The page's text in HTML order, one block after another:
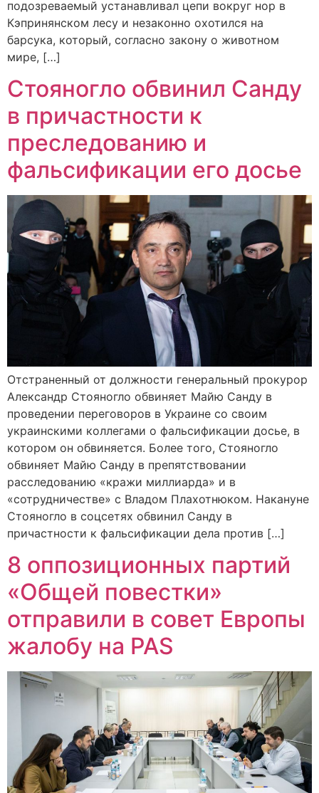
подозреваемый устанавливал цепи вокруг нор в
Кэпринянском лесу и незаконно охотился на
барсука, который, согласно закону о животном
мире, […]
Стояногло обвинил Санду
в причастности к
преследованию и
фальсификации его досье
Отстраненный от должности генеральный прокурор
Александр Стояногло обвиняет Майю Санду в
проведении переговоров в Украине со своим
украинскими коллегами о фальсификации досье, в
котором он обвиняется. Более того, Стояногло
обвиняет Майю Санду в препятствовании
расследованию «кражи миллиарда» и в
«сотрудничестве» с Владом Плахотнюком. Накануне
Стояногло в соцсетях обвинил Санду в
причастности к фальсификации дела против […]
8 оппозиционных партий
«Общей повестки»
отправили в совет Европы
жалобу на PAS